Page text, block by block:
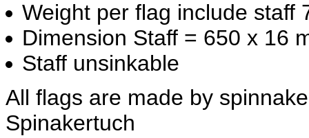
Weight per flag include staff
Dimension Staff = 650 x 16
Staff unsinkable
All flags are made by
Spinakertuch